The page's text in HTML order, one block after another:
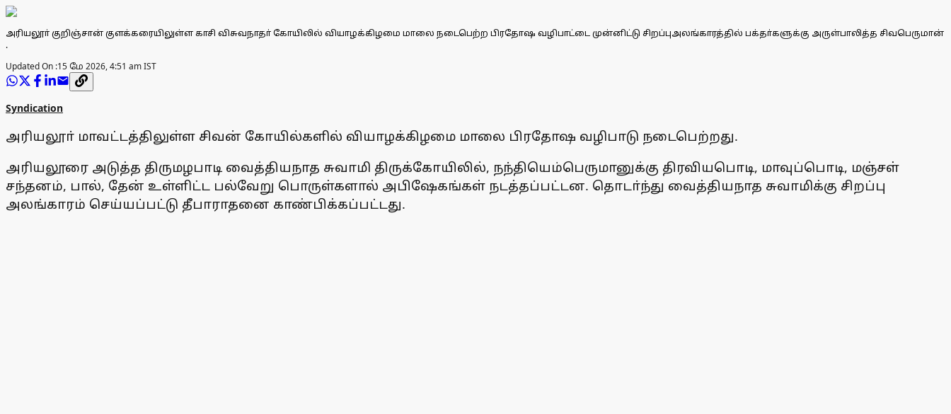
அரியலூா் குறிஞ்சான் குளக்கரையிலுள்ள காசி விசுவநாதா் கோயிலில் வியாழக்கிழமை மாலை நடைபெற்ற பிரதோஷ வழிபாட்டை முன்னிட்டு சிறப்புஅலங்காரத்தில் பக்தா்களுக்கு அருள்பாலித்த சிவபெருமான்
.
Updated On :15 மே 2026, 4:51 am IST
Syndication
அரியலூா் மாவட்டத்திலுள்ள சிவன் கோயில்களில் வியாழக்கிழமை மாலை பிரதோஷ வழிபாடு நடைபெற்றது.
அரியலூரை அடுத்த திருமழபாடி வைத்தியநாத சுவாமி திருக்கோயிலில், நந்தியெம்பெருமானுக்கு திரவியபொடி, மாவுப்பொடி, மஞ்சள்
சந்தனம், பால், தேன் உள்ளிட்ட பல்வேறு பொருள்களால் அபிஷேகங்கள் நடத்தப்பட்டன. தொடா்ந்து வைத்தியநாத சுவாமிக்கு சிறப்பு
அலங்காரம் செய்யப்பட்டு தீபாராதனை காண்பிக்கப்பட்டது.